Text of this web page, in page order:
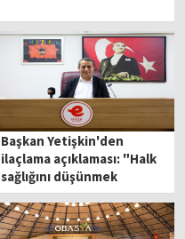
Başkan Yetişkin'den
ilaçlama açıklaması: "Halk
sağlığını düşünmek
zorundayız"